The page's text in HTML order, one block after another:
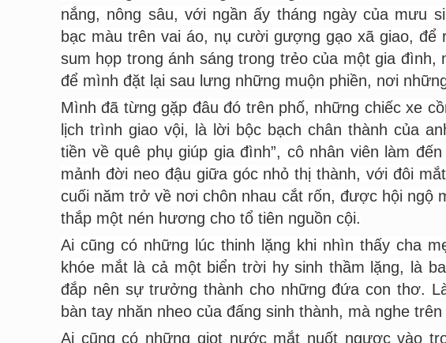
nắng, nông sâu, với ngần ấy tháng ngày của mưu
bạc màu trên vai áo, nụ cười gượng gạo xã giao, để
sum họp trong ánh sáng trong trẻo của một gia
để mình đặt lại sau lưng những muộn phiền, nơi
Mình đã từng gặp đâu đó trên phố, những chiếc xe
lịch trình giao vội, là lời bộc bạch chân thành của
tiền về quê phụ giúp gia đình”, cô nhân viên làm
mảnh đời neo đậu giữa góc nhỏ thị thành, với đôi
cuối năm trở về nơi chôn nhau cắt rốn, được hội ngộ
thắp một nén hương cho tổ tiên nguồn cội.
Ai cũng có những lúc thinh lặng khi nhìn thấy cha
khóe mắt là cả một biển trời hy sinh thầm lặng, là
đắp nên sự trưởng thành cho những đứa con thơ.
bàn tay nhăn nheo của đấng sinh thành, mà nghe
Ai cũng có những giọt nước mắt nuốt ngược vào